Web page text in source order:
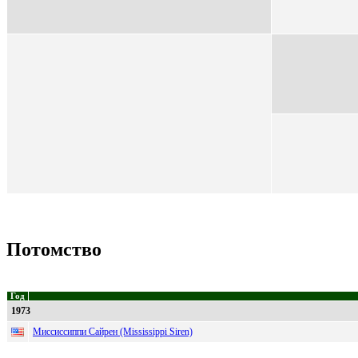
Потомство
Год
1973
Миссиссиппи Сайрен (Mississippi Siren)